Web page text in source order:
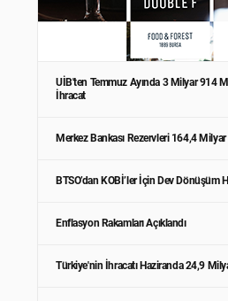
UİB'ten Temmuz Ayında 3 Milyar 914
İhracat
Merkez Bankası Rezervleri 164,4
BTSO’dan KOBİ’ler İçin Dev Dönüşüm
Enflasyon Rakamları Açıklandı
Türkiye'nin İhracatı Haziranda 24,9